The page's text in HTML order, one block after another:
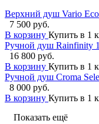
Верхний душ Vario
7 500 руб.
В корзину Купить в 1
Ручной душ Rainfinity
16 800 руб.
В корзину Купить в 1
Ручной душ Croma
8 000 руб.
В корзину Купить в 1
Показать ещё